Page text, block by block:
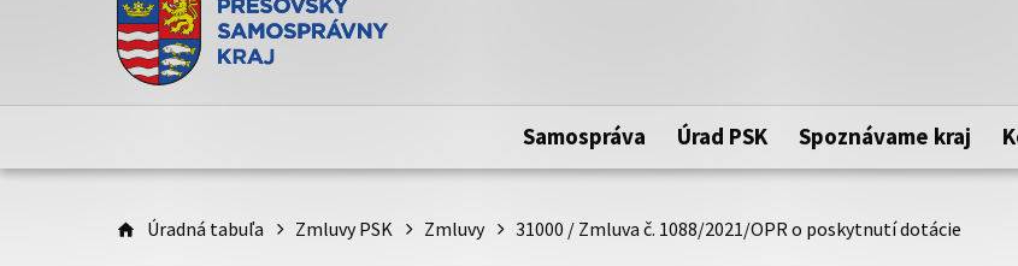
Doména psk.sk je oficiálna
Toto je oficiálna webová stránka Prešovského samosprávneho kraja.
Táto stránka je
zabezpečenú
https:// pred
Samospráva Úrad PSK Spoznávame kraj
Úradná tabuľa Zmluvy PSK Zmluvy 31000 / Zmluva č. 1088/2021/OPR o poskytnutí dotácie